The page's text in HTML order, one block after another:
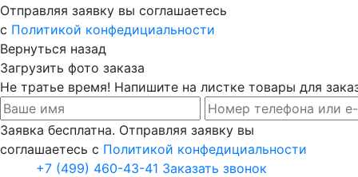
Отправляя заявку вы соглашаетесь
с Политикой конфедициальности
Вернуться назад
Загрузить фото заказа
Не тратье время! Напишите на листке товары для
Заявка бесплатна. Отправляя заявку вы
соглашаетесь с Политикой конфедициальности
+7 (499) 460-43-41 Заказать звонок